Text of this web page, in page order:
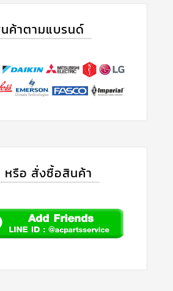
ค้าตามแบรนด์
หรือ สั่งซื้อสินค้า